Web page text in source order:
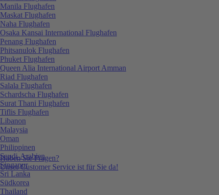
Haben Sie Fragen?
Unser Customer Service ist für Sie da!
Manila Flughafen
Maskat Flughafen
Naha Flughafen
Osaka Kansai International Flughafen
Penang Flughafen
Phitsanulok Flughafen
Phuket Flughafen
Queen Alia International Airport Amman
Riad Flughafen
Salala Flughafen
Schardscha Flughafen
Surat Thani Flughafen
Tiflis Flughafen
Libanon
Malaysia
Oman
Philippinen
Saudi-Arabien
Singapur
Sri Lanka
Südkorea
Thailand